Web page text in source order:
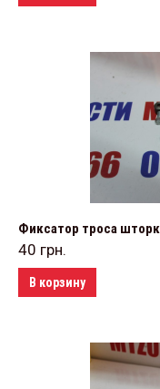
Фиксатор троса
40 грн.
В корзину